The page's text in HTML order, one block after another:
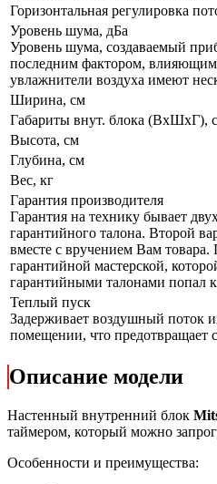
Горизонтальная регулировка
Уровень шума, дБа
Уровень шума, создаваемый
последним фактором, влияющим
увлажнители воздуха имеют
Ширина, см
Габариты внут. блока (ВхШхГ),
Высота, см
Глубина, см
Вес, кг
Гарантия производителя
Гарантия на технику бывает
гарантийного талона. Второй
вместе с вручением Вам товара.
гарантийной мастерской,
гарантийными талонами попал к
Теплый пуск
Задерживает воздушный поток
помещении, что предотвращает
Описание модели
Настенный внутренний блок
таймером, который можно
Особенности и преимущества: